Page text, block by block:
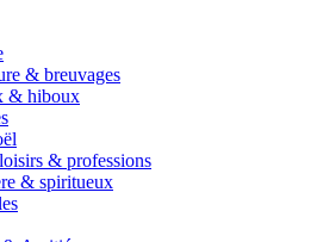
& breuvages
& hiboux
& professions
& spiritueux